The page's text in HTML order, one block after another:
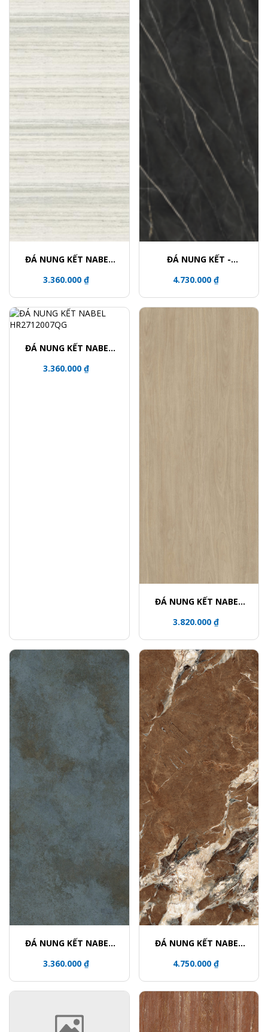
ĐÁ NUNG KẾT NABEL
3.360.000 ₫
ĐÁ NUNG KẾT -
4.730.000 ₫
ĐÁ NUNG KẾT NABEL
3.360.000 ₫
ĐÁ NUNG KẾT NABEL
3.820.000 ₫
ĐÁ NUNG KẾT NABEL
3.360.000 ₫
ĐÁ NUNG KẾT NABEL
4.750.000 ₫